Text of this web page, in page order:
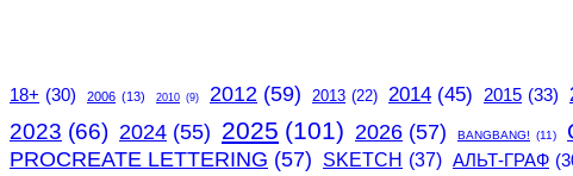
18+ (30) 2006 (13) 2010 (9) 2012 (59) 2013 (22) 2014 (45) 2015 (33)
2023 (66) 2024 (55) 2025 (101) 2026 (57) BANGBANG! (11)
PROCREATE LETTERING (57) SKETCH (37) АЛЬТ-ГРАФ